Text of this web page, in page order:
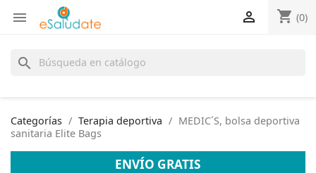
 shopping_cart (0)

search
Categorías Terapia deportiva
MEDIC´S, bolsa deportiva
sanitaria Elite Bags
ENVÍO GRATIS